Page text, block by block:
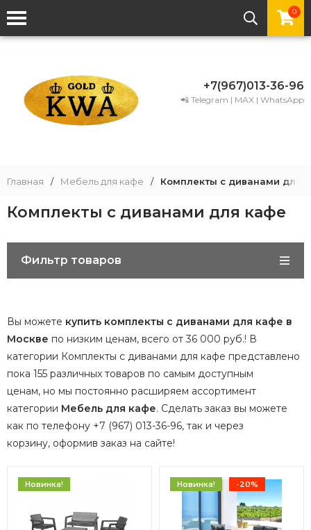
0
+7(967)013-36-96
📲 Telegram | MAX | WhatsApp
Главная / Мебель для кафе / Комплекты с диванами для
Комплекты с диванами для кафе
Фильтр товаров
Вы можете купить комплекты с диванами для кафе в
Москве по низким ценам, всего от 36 000 руб.! В
категории Комплекты с диванами для кафе представлено
пока 155 различных товаров по самым доступным
ценам, но мы постоянно расширяем ассортимент
категории Мебель для кафе. Сделать заказ вы можете
как по телефону +7 (967) 013-36-96, так и через
корзину, оформив заказ на сайте!
Новинка! Новинка! -20%